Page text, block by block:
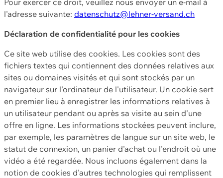
l'adresse suivante: datenschutz@lehner-versand.ch
Déclaration de confidentialité pour les cookies
Ce site web utilise des cookies. Les cookies sont des
fichiers textes qui contiennent des données relatives aux
sites ou domaines visités et qui sont stockés par un
navigateur sur l'ordinateur de l'utilisateur. Un cookie sert
en premier lieu à enregistrer les informations relatives à
un utilisateur pendant ou après sa visite au sein d'une
offre en ligne. Les informations stockées peuvent inclure,
par exemple, les paramètres de langue sur un site web, le
statut de connexion, un panier d'achat ou l'endroit où une
vidéo a été regardée. Nous incluons également dans la
notion de cookies d'autres technologies qui remplissent